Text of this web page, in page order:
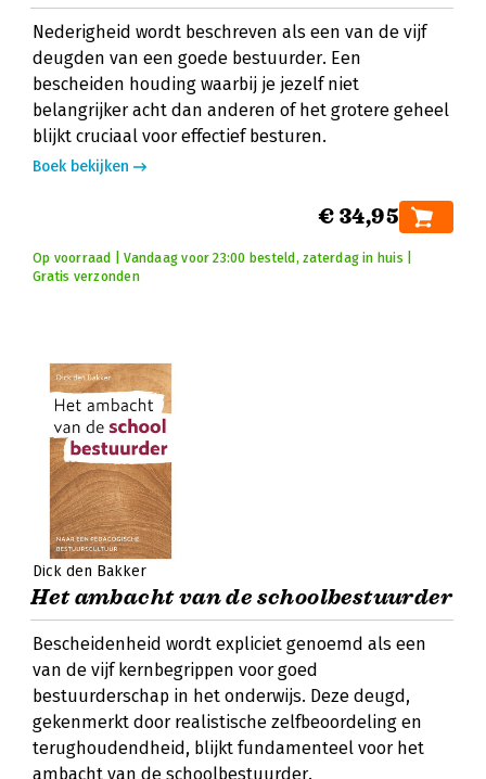
Nederigheid wordt beschreven als een van de vijf
deugden van een goede bestuurder. Een
bescheiden houding waarbij je jezelf niet
belangrijker acht dan anderen of het grotere geheel
blijkt cruciaal voor effectief besturen.
Boek bekijken
€ 34,95
Op voorraad | Vandaag voor 23:00 besteld, zaterdag in huis |
Gratis verzonden
Dick den Bakker
Het ambacht van de schoolbestuurder
Bescheidenheid wordt expliciet genoemd als een
van de vijf kernbegrippen voor goed
bestuurderschap in het onderwijs. Deze deugd,
gekenmerkt door realistische zelfbeoordeling en
terughoudendheid, blijkt fundamenteel voor het
ambacht van de schoolbestuurder.